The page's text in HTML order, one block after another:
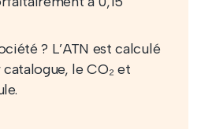
? L’ATN est calculé
le CO₂ et